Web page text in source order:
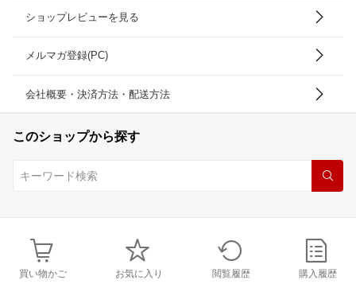
ショップレビューを見る
メルマガ登録(PC)
会社概要・決済方法・配送方法
このショップから探す
買い物かご お気に入り 閲覧履歴 購入履歴